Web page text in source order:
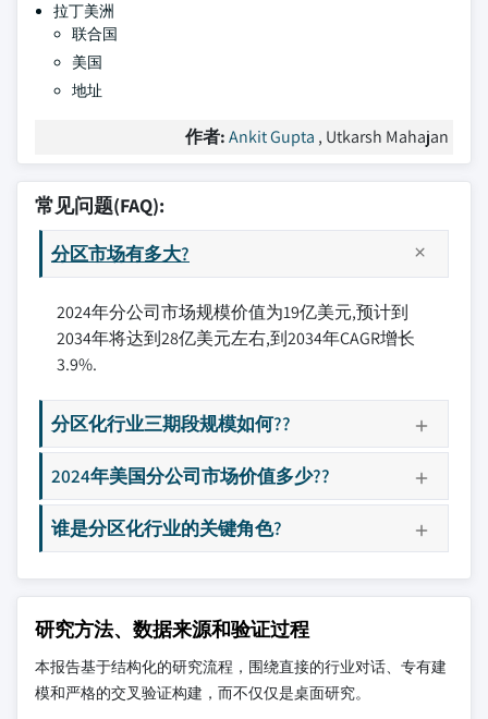
拉丁美洲
联合国
美国
地址
作者:Ankit Gupta , Utkarsh Mahajan
常见问题(FAQ):
分区市场有多大?
2024年分公司市场规模价值为19亿美元,预计到
2034年将达到28亿美元左右,到2034年CAGR增长
3.9%.
分区化行业三期段规模如何??
2024年美国分公司市场价值多少??
谁是分区化行业的关键角色?
研究方法、数据来源和验证过程
本报告基于结构化的研究流程，围绕直接的行业对话、专有建
模和严格的交叉验证构建，而不仅仅是桌面研究。